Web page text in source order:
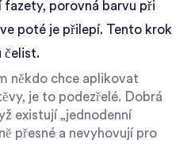
fazety, porovná barvu při
poté je přilepí. Tento krok
čelist.
někdo chce aplikovat
je to podezřelé. Dobrá
existují „jednodenní
přesné a nevyhovují pro